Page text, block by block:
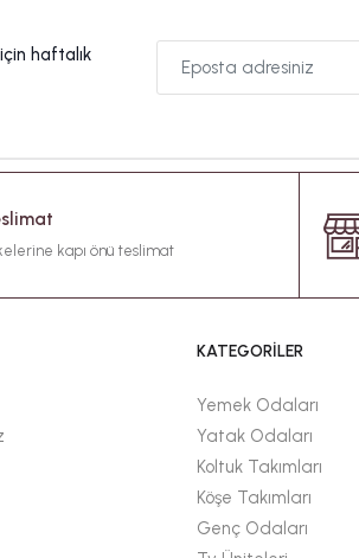
haftalık
kapı önü teslimat
KATEGORİLER
Yemek Odaları
Yatak Odaları
Koltuk Takımları
Köşe Takımları
Genç Odaları